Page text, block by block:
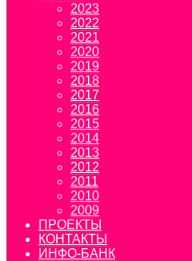
2023
2022
2021
2020
2019
2018
2017
2016
2015
2014
2013
2012
2011
2010
2009
ПРОЕКТЫ
КОНТАКТЫ
ИНФО-БАНК